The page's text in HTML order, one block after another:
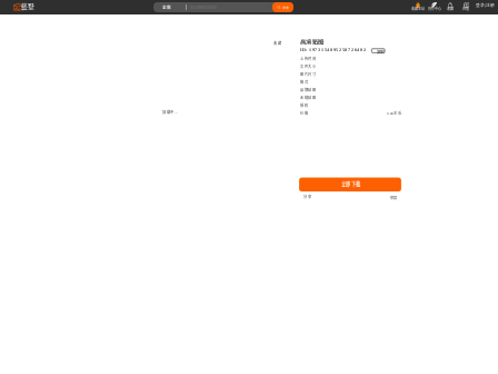
藝墅 全部 搜索 收藏本站 创作中心 收藏 充值
登录 |注册
加载中...
收藏 高清贴图
ID: 1973154895258726402 复制
上传时间
文件大小
图片尺寸
格式
品牌贴图
无缝贴图
授权
价格 0.00艺币
立即下载
分享 举报